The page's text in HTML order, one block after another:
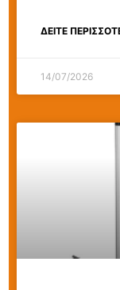
ΔΕΊΤΕ
14/07/2026